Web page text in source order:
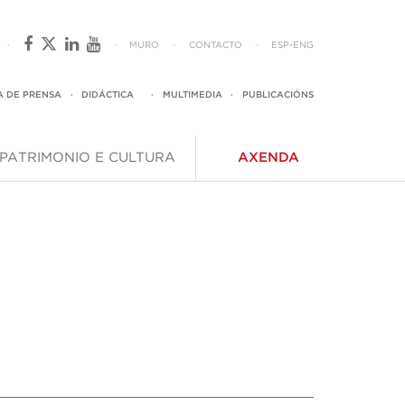
· · MURO · CONTACTO · ESP - ENG
DE PRENSA · DIDÁCTICA · MULTIMEDIA · PUBLICACIÓNS
PATRIMONIO E CULTURA AXENDA